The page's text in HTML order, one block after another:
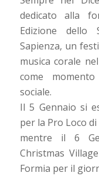
dedicato alla
Edizione
Sapienza, un
musica corale
come
sociale.
Il 5 Gennaio si
per la Pro Loco di
mentre il 6
Christmas
Formia per il